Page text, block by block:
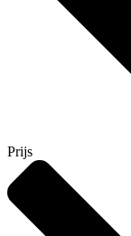
Prijs